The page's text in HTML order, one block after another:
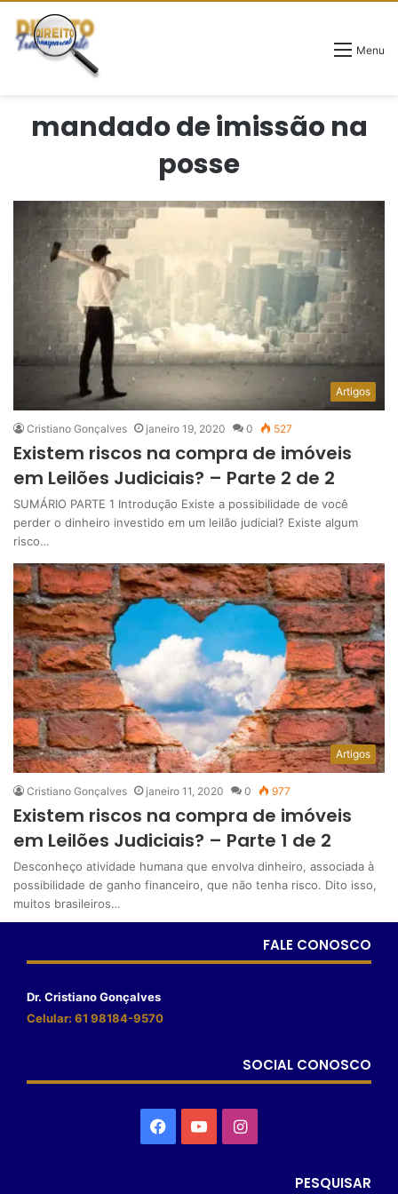
Menu
mandado de imissão na
posse
Artigos
Cristiano Gonçalves janeiro 19, 2020 0 527
Existem riscos na compra de imóveis
em Leilões Judiciais? – Parte 2 de 2
SUMÁRIO PARTE 1 Introdução Existe a possibilidade de você
perder o dinheiro investido em um leilão judicial? Existe algum
risco…
Artigos
Cristiano Gonçalves janeiro 11, 2020 0 977
Existem riscos na compra de imóveis
em Leilões Judiciais? – Parte 1 de 2
Desconheço atividade humana que envolva dinheiro, associada à
possibilidade de ganho financeiro, que não tenha risco. Dito isso,
muitos brasileiros…
FALE CONOSCO
Dr. Cristiano Gonçalves
Celular: 61 98184-9570
SOCIAL CONOSCO
PESQUISAR